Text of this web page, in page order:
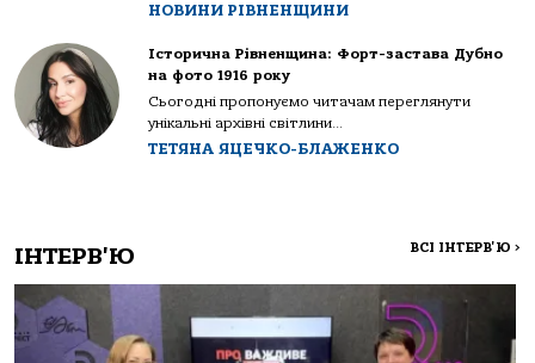
НОВИНИ РІВНЕНЩИНИ
Історична Рівненщина: Форт-застава Дубно
на фото 1916 року
Сьогодні пропонуємо читачам переглянути
унікальні архівні світлини...
ТЕТЯНА ЯЦЕЧКО-БЛАЖЕНКО
ІНТЕРВ'Ю ВСІ ІНТЕРВ'Ю >